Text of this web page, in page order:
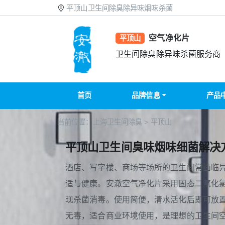
平顶山卫生间除臭除异味烟味杀菌
平顶山
空气净化片
卫生间除臭除异味杀菌服务商
首页 品牌信息 产品
当前位置： 上海卫生间除臭 > 平顶山
平顶山卫生间臭味烟味细菌解决
酒店、写字楼、商场等场所的卫生间常面临
适与健康。安澈空气净化片采用固态二氧化
现杀菌消毒。使用简便，清水活化后即可放
无毒，适合商业环境使用，是理想的卫生间